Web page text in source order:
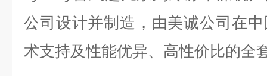
公司设计并制造，由美诚公司在
术支持及性能优异、高性价比的全